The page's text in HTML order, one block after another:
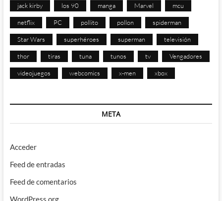
jack kirby los 90 manga Marvel mcu
netflix PC pollito pollon spiderman
Star Wars superhéroes superman televisión
thor tiras tuna tunos tv Vengadores
videojuegos webcomics x-men xbox
META
Acceder
Feed de entradas
Feed de comentarios
WordPress.org